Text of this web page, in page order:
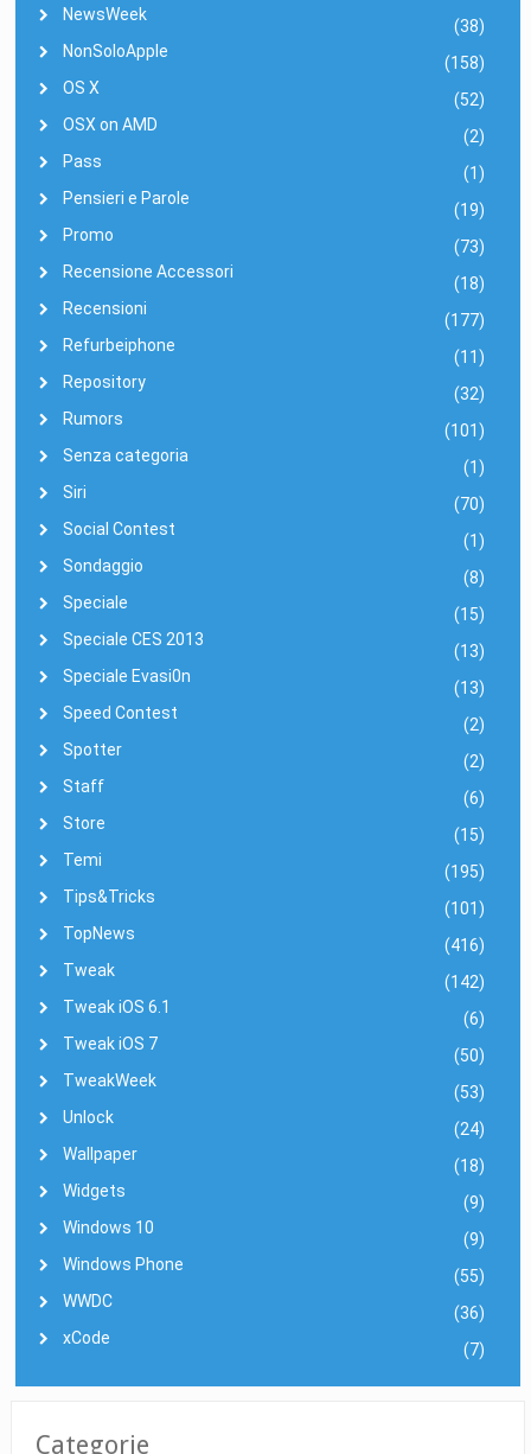
NewsWeek
(38)
NonSoloApple
(158)
OS X
(52)
OSX on AMD
(2)
Pass
(1)
Pensieri e Parole
(19)
Promo
(73)
Recensione Accessori
(18)
Recensioni
(177)
Refurbeiphone
(11)
Repository
(32)
Rumors
(101)
Senza categoria
(1)
Siri
(70)
Social Contest
(1)
Sondaggio
(8)
Speciale
(15)
Speciale CES 2013
(13)
Speciale Evasi0n
(13)
Speed Contest
(2)
Spotter
(2)
Staff
(6)
Store
(15)
Temi
(195)
Tips&Tricks
(101)
TopNews
(416)
Tweak
(142)
Tweak iOS 6.1
(6)
Tweak iOS 7
(50)
TweakWeek
(53)
Unlock
(24)
Wallpaper
(18)
Widgets
(9)
Windows 10
(9)
Windows Phone
(55)
WWDC
(36)
xCode
(7)
Categorie